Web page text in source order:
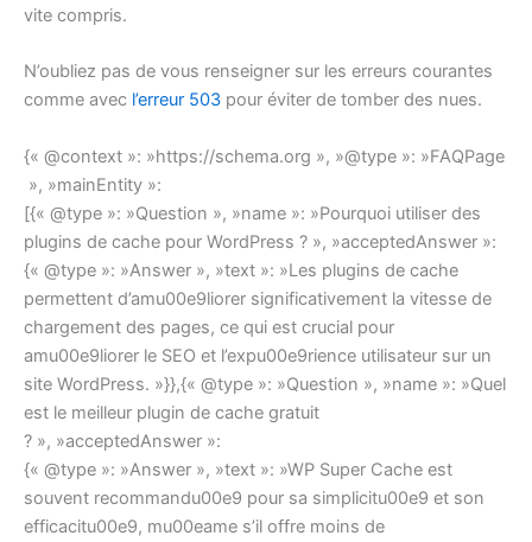
vite compris.
N’oubliez pas de vous renseigner sur les erreurs courantes
comme avec l’erreur 503 pour éviter de tomber des nues.
{« @context »: »https://schema.org », »@type »: »FAQPage
», »mainEntity »:
[{« @type »: »Question », »name »: »Pourquoi utiliser des
plugins de cache pour WordPress ? », »acceptedAnswer »:
{« @type »: »Answer », »text »: »Les plugins de cache
permettent d’amu00e9liorer significativement la vitesse de
chargement des pages, ce qui est crucial pour
amu00e9liorer le SEO et l’expu00e9rience utilisateur sur un
site WordPress. »}},{« @type »: »Question », »name »: »Quel
est le meilleur plugin de cache gratuit
? », »acceptedAnswer »:
{« @type »: »Answer », »text »: »WP Super Cache est
souvent recommandu00e9 pour sa simplicitu00e9 et son
efficacitu00e9, mu00eame s’il offre moins de